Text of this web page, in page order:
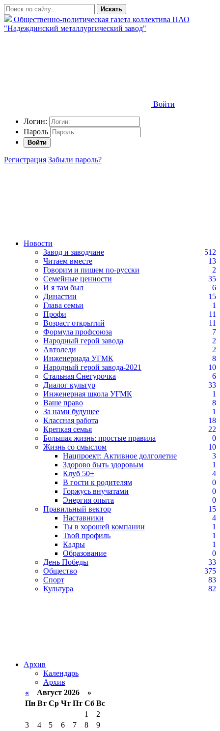
Искать
Общественно-политическая газета коллектива ПАО
"Надеждинский металлургический завод"
Войти
Логин:
Пароль
Войти
Регистрация Забыли пароль?
Новости
Завод и заводчане
512
Читаем вместе
13
Говорим и пишем по-русски
2
Семейные ценности
35
И я там был
6
Династии
15
Глава семьи
1
Профи
11
Возраст открытий
11
Формула профсоюза
7
Народный герой завода
2
Автоледи
2
Инженериада УГМК
8
Народный герой завода-2021
10
Стальная Снегурочка
6
Диалог культур
33
Инженерная школа УГМК
1
Ваше право
8
За нами будущее
1
Классная работа
18
Крепкая семья
22
Большая жизнь: простые правила
0
Жизнь со смыслом
10
Нацпроект: Активное долголетие
3
Здорово быть здоровым
1
Клуб 50+
4
В гости к родителям
0
Горжусь внучатами
0
Энергия опыта
0
Правильный вектор
15
Наставники
4
Ты в хорошей компании
1
Твой профиль
1
Кадры
1
Образование
0
День Победы
33
Общество
375
Спорт
83
Культура
82
Архив
Календарь
Архив
« Август 2026 »
Пн Вт Ср Чт Пт Сб Вс
1
2
3
4 5 6 7 8
9